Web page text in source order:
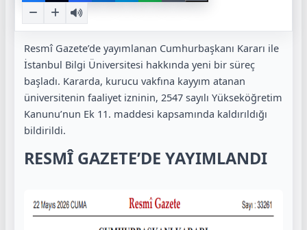
Resmî Gazete’de yayımlanan Cumhurbaşkanı Kararı ile
İstanbul Bilgi Üniversitesi hakkında yeni bir süreç
başladı. Kararda, kurucu vakfına kayyım atanan
üniversitenin faaliyet izninin, 2547 sayılı Yükseköğretim
Kanunu’nun Ek 11. maddesi kapsamında kaldırıldığı
bildirildi.
RESMÎ GAZETE’DE YAYIMLANDI